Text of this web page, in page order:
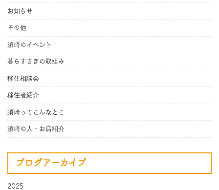
お知らせ
その他
須崎のイベント
暮らすさきの取組み
移住相談会
移住者紹介
須崎ってこんなとこ
須崎の人・お店紹介
ブログアーカイブ
2025